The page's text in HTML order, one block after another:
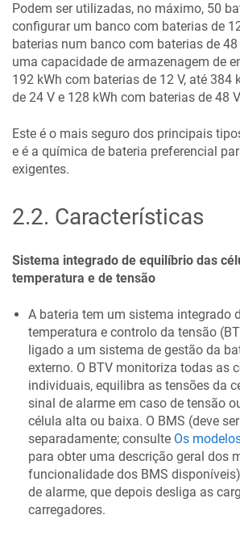
Podem ser utilizadas, no máximo, 50
configurar um banco com baterias de
baterias num banco com baterias de 48
uma capacidade de armazenagem de
192 kWh com baterias de 12 V, até 384
de 24 V e 128 kWh com baterias de 48
Este é o mais seguro dos principais
e é a química de bateria preferencial
exigentes.
2.2. Características
Sistema integrado de equilíbrio das
temperatura e de tensão
A bateria tem um sistema integrado
temperatura e controlo da tensão
ligado a um sistema de gestão da
externo. O BTV monitoriza todas as
individuais, equilibra as tensões da
sinal de alarme em caso de tensão
célula alta ou baixa. O BMS (deve
separadamente; consulte Os
para obter uma descrição geral dos
funcionalidade dos BMS
de alarme, que depois desliga as
carregadores.